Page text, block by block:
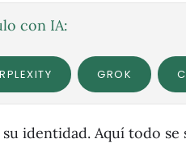
con IA:
GROK
su identidad. Aquí todo se